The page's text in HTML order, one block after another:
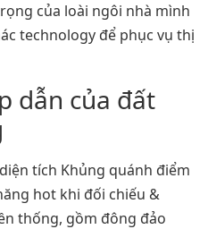
của loài ngôi nhà mình
technology để phục vụ thị
dẫn của đất
tích Khủng quánh điểm
hot khi đối chiếu &
thống, gồm đông đảo